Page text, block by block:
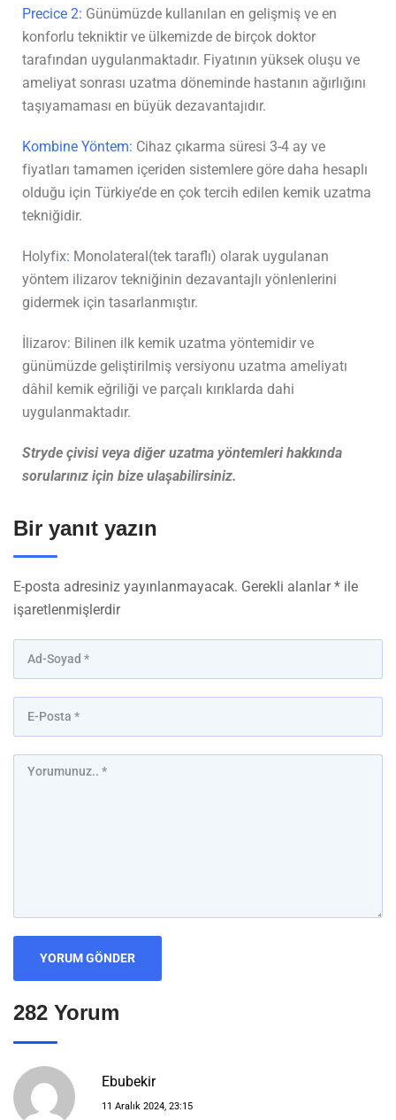
Precice 2: Günümüzde kullanılan en gelişmiş ve en
konforlu tekniktir ve ülkemizde de birçok doktor
tarafından uygulanmaktadır. Fiyatının yüksek oluşu ve
ameliyat sonrası uzatma döneminde hastanın ağırlığını
taşıyamaması en büyük dezavantajıdır.
Kombine Yöntem: Cihaz çıkarma süresi 3-4 ay ve
fiyatları tamamen içeriden sistemlere göre daha hesaplı
olduğu için Türkiye’de en çok tercih edilen kemik uzatma
tekniğidir.
Holyfix: Monolateral(tek taraflı) olarak uygulanan
yöntem ilizarov tekniğinin dezavantajlı yönlenlerini
gidermek için tasarlanmıştır.
İlizarov: Bilinen ilk kemik uzatma yöntemidir ve
günümüzde geliştirilmiş versiyonu uzatma ameliyatı
dâhil kemik eğriliği ve parçalı kırıklarda dahi
uygulanmaktadır.
Stryde çivisi veya diğer uzatma yöntemleri hakkında
sorularınız için bize ulaşabilirsiniz.
Bir yanıt yazın
E-posta adresiniz yayınlanmayacak. Gerekli alanlar* ile
işaretlenmişlerdir
282 Yorum
Ebubekir
11 Aralık 2024, 23:15